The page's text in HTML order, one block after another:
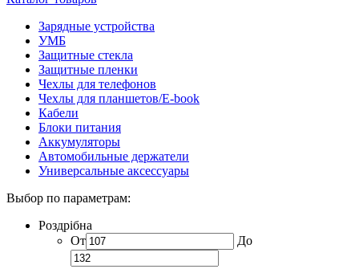
Зарядные устройства
УМБ
Защитные стекла
Защитные пленки
Чехлы для телефонов
Чехлы для планшетов/E-book
Кабели
Блоки питания
Аккумуляторы
Автомобильные держатели
Универсальные аксессуары
Выбор по параметрам:
Роздрібна
От
До